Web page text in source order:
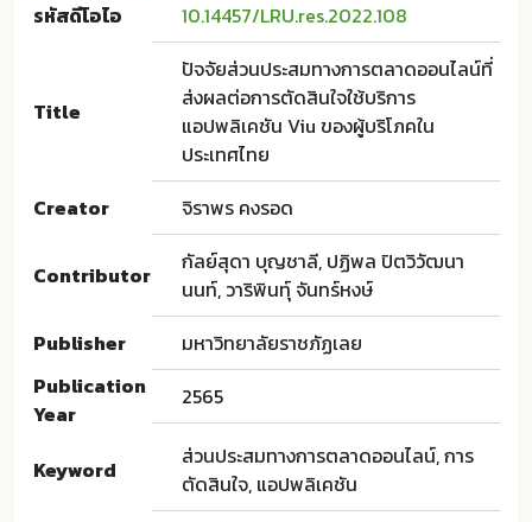
รหัสดีโอไอ
10.14457/LRU.res.2022.108
Title
ปัจจัยส่วนประสมทางการตลาดออนไลน์ที่
ส่งผลต่อการตัดสินใจใช้บริการ
แอปพลิเคชัน Viu ของผู้บริโภคใน
ประเทศไทย
Creator
จิราพร คงรอด
Contributor
กัลย์สุดา บุญชาลี, ปฏิพล ปิตวิวัฒนา
นนท์, วาริพินทุ์ จันทร์หงษ์
Publisher
มหาวิทยาลัยราชภัฏเลย
Publication
Year
2565
Keyword
ส่วนประสมทางการตลาดออนไลน์, การ
ตัดสินใจ, แอปพลิเคชัน